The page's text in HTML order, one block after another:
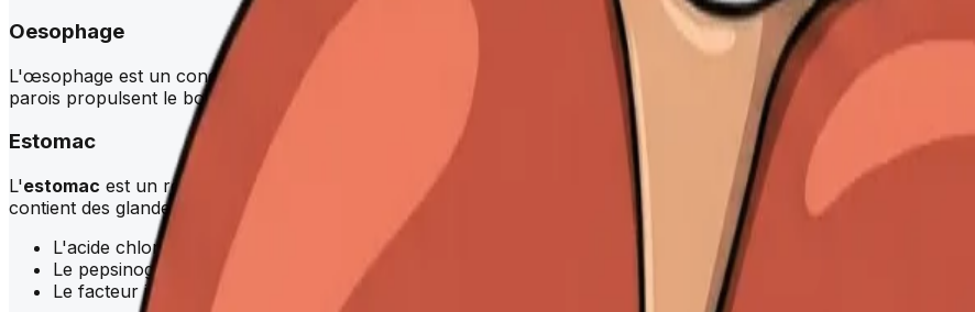
Oesophage
L'œsophage est un conduit musculaire d'environ 25 cm qui relie le pharynx . Il traverse le
parois propulsent le bol alimentaire par péristaltisme. Le sphincter œsophagien inférieur empêche le reflux
Estomac
L'estomac est un réservoir musculaire situé dans l'hypochondre gauche et l'épigastre. Il comprend quatre
contient des glandes gastriques qui sécrètent :
L'acide chlorhydrique (pH gastrique entre 1 et 3)
Le pepsinogène, précurseur de la pepsine qui dégrade les protéines
Le facteur intrinsèque, indispensable à l'absorption de la vitamine B12